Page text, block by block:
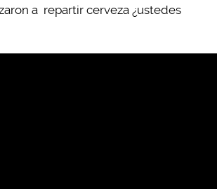
a repartir cerveza ¿ustedes